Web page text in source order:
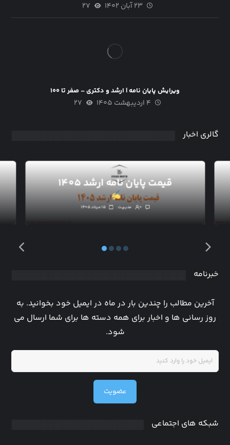
۲۳ آبان ۱۴۰۲ ۲۷
ویرایش پایان نامه | ارشد و دکتری – صفر تا ۱۰۰
۴ اردیبهشت ۱۴۰۵ ۲۷
گالری اخبار
قیمت پایان نامه ارشد ۱۴۰۵
۱۵ مرداد ۱۴۰۵ مدیریت ۰
خبرنامه
آخرین مطالب را چندین بار در ماه در ایمیل خود بخوانید. به
روز رسانی ها و اخبار برای همه دسته ها برای شما ارسال می
شود.
عضویت
شبکه های اجتماعی